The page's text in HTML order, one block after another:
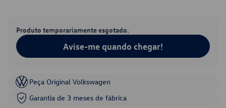
Produto temporariamente esgotado.
Avise-me quando chegar!
Peça Original Volkswagen
Garantia de 3 meses de fábrica